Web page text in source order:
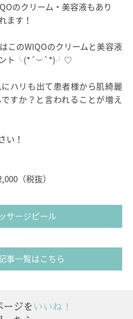
のクリーム・美容液もあり
ます！
このWIQOのクリームと美容液
ント╰(*´︶`*)╯♡
ハリも出て患者様から肌綺麗
すか？と言われることが増え
い！
（税抜）
サージピール
事一覧はこちら
ージをいいね！